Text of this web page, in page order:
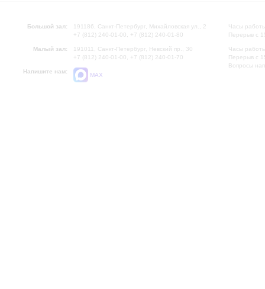
Большой зал:
191186, Санкт-Петербург, Михайловская ул., 2
+7 (812) 240-01-00, +7 (812) 240-01-80
Малый зал:
191011, Санкт-Петербург, Невский пр., 30
+7 (812) 240-01-00, +7 (812) 240-01-70
Напишите нам:
MAX
Часы
Перерыв с
Часы
Перерыв с
Вопросы